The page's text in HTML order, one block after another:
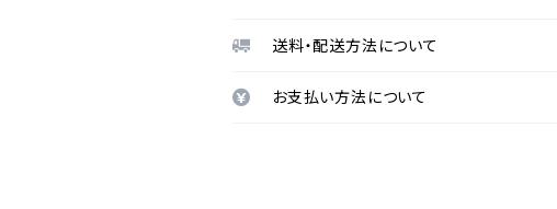
送料・配送方法について
お支払い方法について